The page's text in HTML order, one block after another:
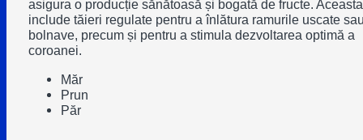
asigura o producție sănătoasă și bogată de fructe. Aceasta
include tăieri regulate pentru a înlătura ramurile uscate
bolnave, precum și pentru a stimula dezvoltarea optimă a
coroanei.
Măr
Prun
Păr